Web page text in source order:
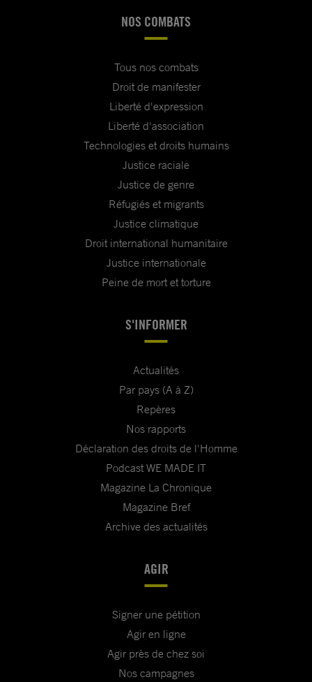
NOS COMBATS
Tous nos combats
Droit de manifester
Liberté d'expression
Liberté d'association
Technologies et droits humains
Justice raciale
Justice de genre
Réfugiés et migrants
Justice climatique
Droit international humanitaire
Justice internationale
Peine de mort et torture
S'INFORMER
Actualités
Par pays (A à Z)
Repères
Nos rapports
Déclaration des droits de l'Homme
Podcast WE MADE IT
Magazine La Chronique
Magazine Bref
Archive des actualités
AGIR
Signer une pétition
Agir en ligne
Agir près de chez soi
Nos campagnes